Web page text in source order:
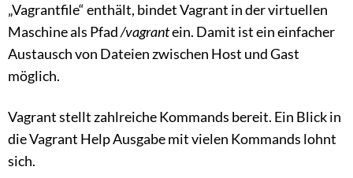
„Vagrantfile“ enthält, bindet Vagrant in der virtuellen
Maschine als Pfad/vagrantein. Damit ist ein einfacher
Austausch von Dateien zwischen Host und Gast
möglich.
Vagrant stellt zahlreiche Kommands bereit. Ein Blick in
die Vagrant Help Ausgabe mit vielen Kommands lohnt
sich.